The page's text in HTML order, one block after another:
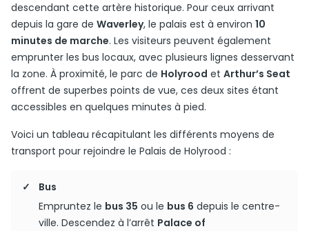
descendant cette artère historique. Pour ceux arrivant
depuis la gare de Waverley, le palais est à environ 10
minutes de marche. Les visiteurs peuvent également
emprunter les bus locaux, avec plusieurs lignes desservant
la zone. À proximité, le parc de Holyrood et Arthur’s Seat
offrent de superbes points de vue, ces deux sites étant
accessibles en quelques minutes à pied.
Voici un tableau récapitulant les différents moyens de
transport pour rejoindre le Palais de Holyrood :
Bus
Empruntez le bus 35 ou le bus 6 depuis le centre-
ville. Descendez à l’arrêt Palace of